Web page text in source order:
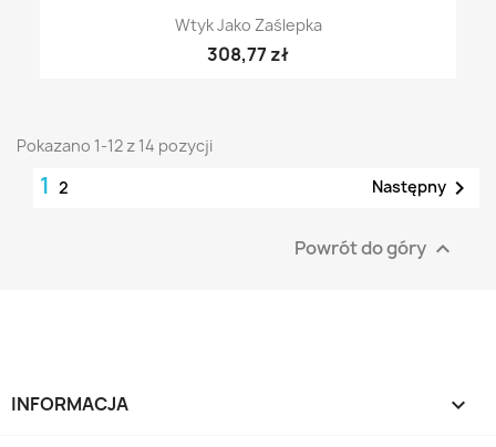
Wtyk Jako Zaślepka
308,77 zł
Pokazano 1-12 z 14 pozycji
1 2 Następny 
Powrót do góry 
INFORMACJA 